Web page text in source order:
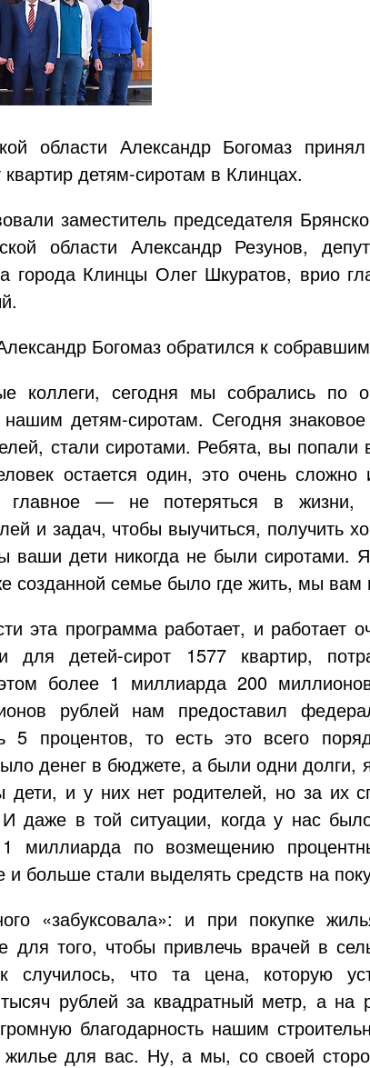
области Александр Богомаз
детям-сиротам в Клинцах.
заместитель председателя
области Александр Резунов,
Клинцы Олег Шкуратов, врио
Богомаз обратился к
коллеги, сегодня мы собрались по
нашим детям-сиротам. Сегодня
стали сиротами. Ребята, вы
остается один, это очень
— не потеряться в жизни,
и задач, чтобы выучиться, получить
ваши дети никогда не были сиротами.
семье было где жить, мы вам
эта программа работает, и работает
длядетей-сирот 1577 квартир,
более 1 миллиарда 200
рублей нам предоставил
5 процентов, то есть это всего
денег в бюджете, а были одни долги,
дети, и у них нет родителей, но за их
даже в той ситуации, когда у нас
1 миллиарда по возмещению
больше стали выделять средств на
«забуксовала»: и при покупке
того, чтобы привлечь врачей в
случилось, что та цена, которую
тысяч рублей за квадратный метр, а на
благодарность нашим
жилье для вас. Ну, а мы, со своей